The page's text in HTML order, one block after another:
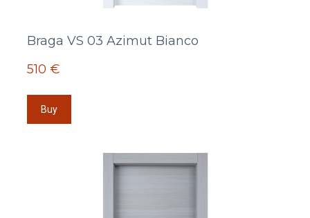
Braga VS 03 Azimut Bianco
510 €
Buy